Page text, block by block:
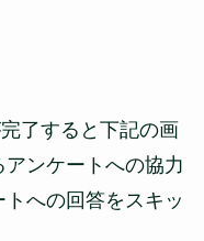
了すると下記の画
ンケートへの協力
への回答をスキッ